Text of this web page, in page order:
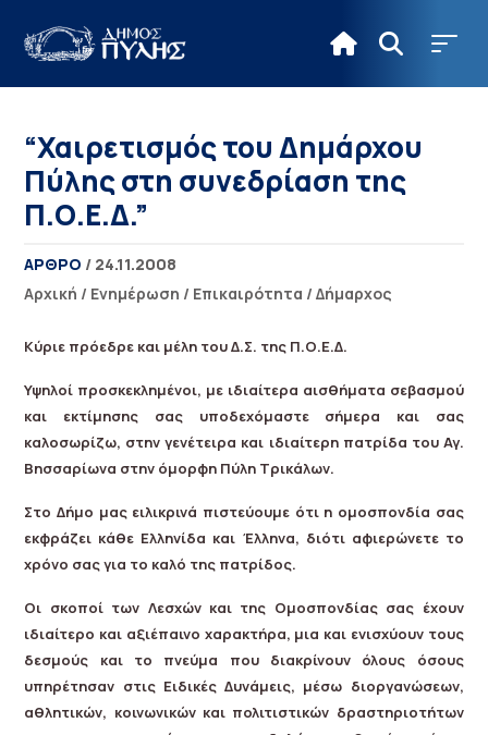
“Χαιρετισμός του Δημάρχου
Πύλης στη συνεδρίαση της
Π.Ο.Ε.Δ.”
ΑΡΘΡΟ / 24.11.2008
Αρχική / Ενημέρωση / Επικαιρότητα /Δήμαρχος
Κύριε πρόεδρε και μέλη του Δ.Σ. της Π.Ο.Ε.Δ.
Υψηλοί προσκεκλημένοι, με ιδιαίτερα αισθήματα σεβασμού
και εκτίμησης σας υποδεχόμαστε σήμερα και
σας
καλοσωρίζω, στην γενέτειρα και ιδιαίτερη πατρίδα του Αγ.
Βησσαρίωνα στην όμορφη Πύλη Τρικάλων.
Στο Δήμο μας ειλικρινά πιστεύουμε ότι η ομοσπονδία σας
εκφράζει κάθε Ελληνίδα και Έλληνα, διότι αφιερώνετε το
χρόνο σας για το καλό της πατρίδος.
Οι σκοποί των Λεσχών και της Ομοσπονδίας σας έχουν
ιδιαίτερο και αξιέπαινο χαρακτήρα, μια και ενισχύουν τους
δεσμούς και το πνεύμα που διακρίνουν όλους όσους
υπηρέτησαν στις Ειδικές Δυνάμεις, μέσω διοργανώσεων,
αθλητικών, κοινωνικών και πολιτιστικών δραστηριοτήτων